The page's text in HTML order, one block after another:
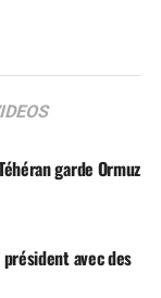
garde Ormuz
avec des